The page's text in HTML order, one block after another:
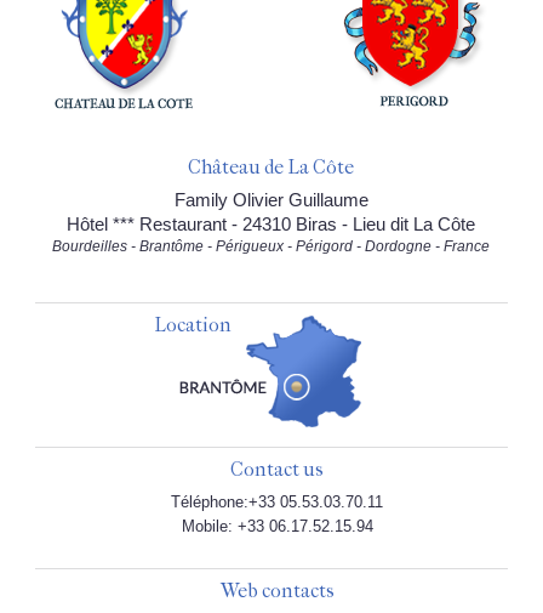
Château de La Côte
Family Olivier Guillaume
Hôtel *** Restaurant - 24310 Biras - Lieu dit La Côte
Bourdeilles - Brantôme - Périgueux - Périgord - Dordogne - France
Location
Contact us
Téléphone:+33 05.53.03.70.11
Mobile: +33 06.17.52.15.94
Web contacts